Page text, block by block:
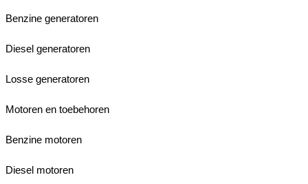
Benzine generatoren
Diesel generatoren
Losse generatoren
Motoren en toebehoren
Benzine motoren
Diesel motoren